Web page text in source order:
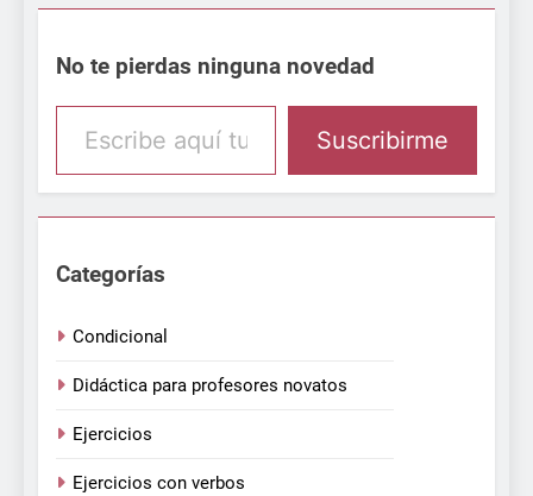
No te pierdas ninguna novedad
Escribe aquí tu email
Suscribirme
Categorías
Condicional
Didáctica para profesores novatos
Ejercicios
Ejercicios con verbos